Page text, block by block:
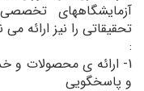
آزمایشگاههای
تحقیقاتی را نیز ارائه
:
1- ارائه ی محصولات و
و پاسخگویی